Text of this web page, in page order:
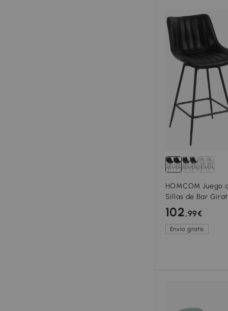
HOMCOM Juego
Sillas de Bar
Cuero Sintético
Reposapiés Negro
102,99€
Envío gratis